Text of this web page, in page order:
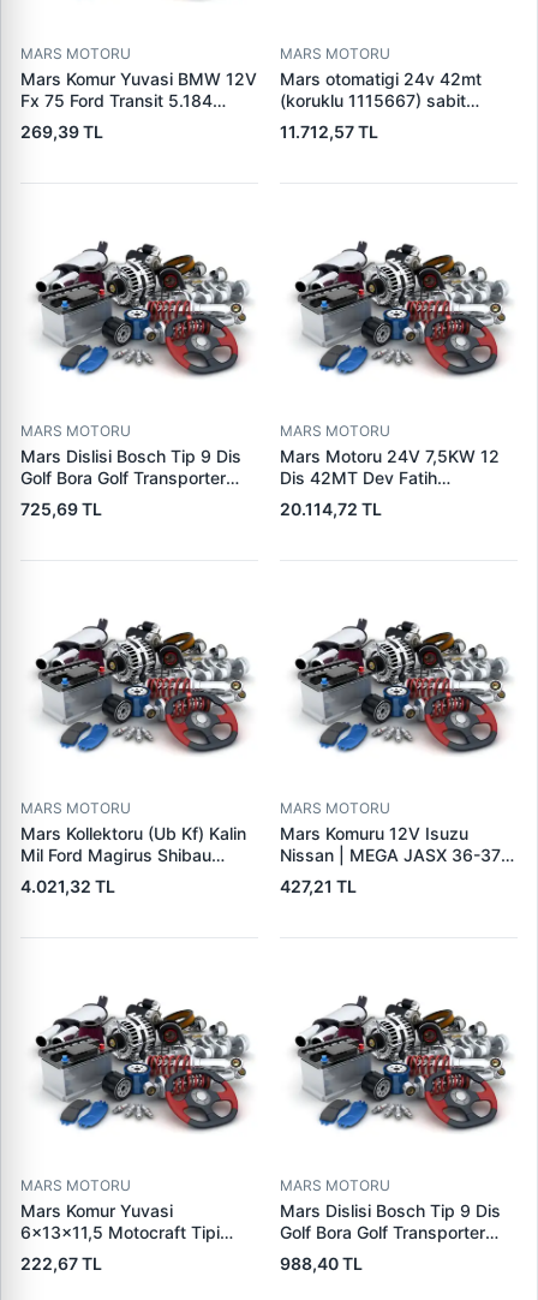
MARS MOTORU
Mars Komur Yuvasi BMW 12V
Fx 75 Ford Transit 5.184
Visteon | PARS PRS-BHL230
| OEM 97VB11000AA
269,39 TL
MARS MOTORU
Mars otomatigi 24v 42mt
(koruklu 1115667) sabit
pistonlu 3604650rx 7t0258
7x1955
11.712,57 TL
MARS MOTORU
Mars Dislisi Bosch Tip 9 Dis
Golf Bora Golf Transporter
Seat Skoda (15713) | ZEN
1108 | OEM 1072156
725,69 TL
MARS MOTORU
Mars Motoru 24V 7,5KW 12
Dis 42MT Dev Fatih
Cat,140H, 963B Cummins
L10,Qsc John Deere
LES0313 | OEM 0R2186
20.114,72 TL
MARS MOTORU
Mars Kollektoru (Ub Kf) Kalin
Mil Ford Magirus Shibau
TM30 Steyr | MAKO
72313641 | OEM 72313641
4.021,32 TL
MARS MOTORU
Mars Komuru 12V Isuzu
Nissan | MEGA JASX 36-37 |
OEM JASX36-37
427,21 TL
MARS MOTORU
Mars Komur Yuvasi
6×13×11,5 Motocraft Tipi
Ford Ranger Focus Fiesta
Connect (FO0731
222,67 TL
MARS MOTORU
Mars Dislisi Bosch Tip 9 Dis
Golf Bora Golf Transporter
Seat Skoda (15713) | ZEN
1480 | OEM 1011480
988,40 TL